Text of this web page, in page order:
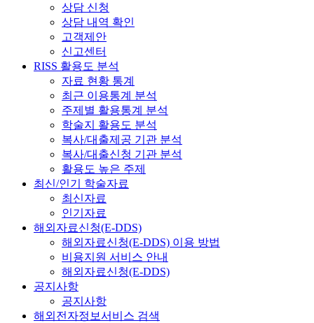
상담 신청
상담 내역 확인
고객제안
신고센터
RISS 활용도 분석
자료 현황 통계
최근 이용통계 분석
주제별 활용통계 분석
학술지 활용도 분석
복사/대출제공 기관 분석
복사/대출신청 기관 분석
활용도 높은 주제
최신/인기 학술자료
최신자료
인기자료
해외자료신청(E-DDS)
해외자료신청(E-DDS) 이용 방법
비용지원 서비스 안내
해외자료신청(E-DDS)
공지사항
공지사항
해외전자정보서비스 검색